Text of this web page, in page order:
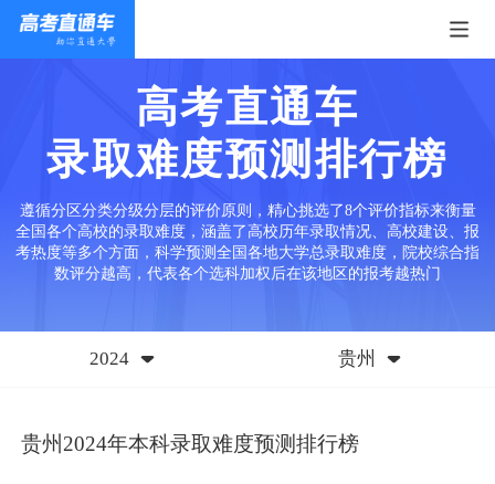
高考直通车
录取难度预测排行榜
遵循分区分类分级分层的评价原则，精心挑选了8个评价指标来衡量
全国各个高校的录取难度，涵盖了高校历年录取情况、高校建设、报
考热度等多个方面，科学预测全国各地大学总录取难度，院校综合指
数评分越高，代表各个选科加权后在该地区的报考越热门
2024 贵州
贵州2024年本科录取难度预测排行榜